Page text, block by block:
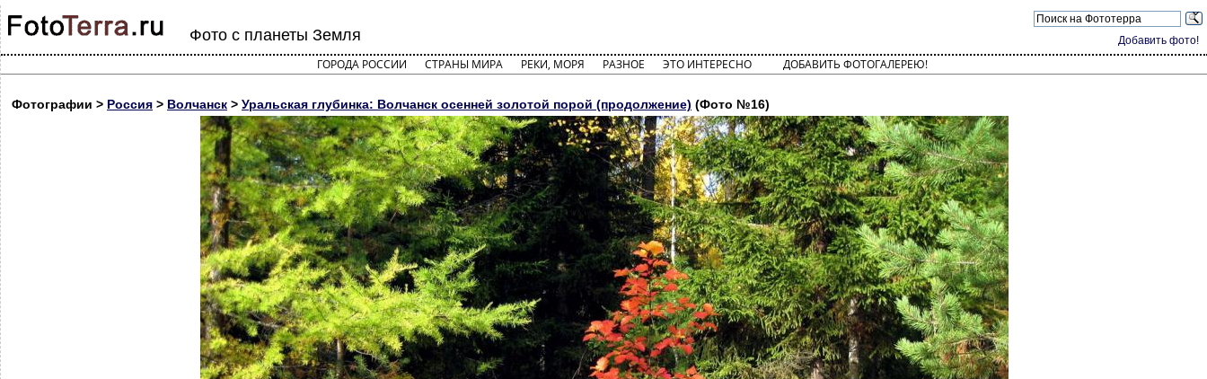
Добавить фото!
Фото с планеты Земля
ГОРОДА РОССИИ СТРАНЫ МИРА РЕКИ, МОРЯ РАЗНОЕ ЭТО ИНТЕРЕСНО ДОБАВИТЬ ФОТОГАЛЕРЕЮ!
Фотографии > Россия > Волчанск > Уральская глубинка: Волчанск осенней золотой порой (продолжение) (Фото №16)